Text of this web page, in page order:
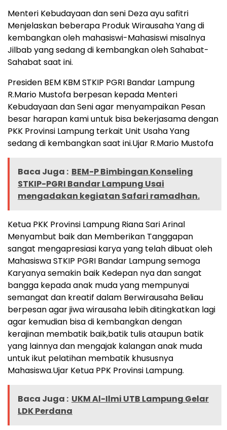
Menteri Kebudayaan dan seni Deza ayu safitri
Menjelaskan beberapa Produk Wirausaha Yang di
kembangkan oleh mahasiswi-Mahasiswi misalnya
Jilbab yang sedang di kembangkan oleh Sahabat-
Sahabat saat ini.
Presiden BEM KBM STKIP PGRI Bandar Lampung
R.Mario Mustofa berpesan kepada Menteri
Kebudayaan dan Seni agar menyampaikan Pesan
besar harapan kami untuk bisa bekerjasama dengan
PKK Provinsi Lampung terkait Unit Usaha Yang
sedang di kembangkan saat ini.Ujar R.Mario Mustofa
Baca Juga : BEM-P Bimbingan Konseling
STKIP-PGRI Bandar Lampung Usai
mengadakan kegiatan Safari ramadhan.
Ketua PKK Provinsi Lampung Riana Sari Arinal
Menyambut baik dan Memberikan Tanggapan
sangat mengapresiasi karya yang telah dibuat oleh
Mahasiswa STKIP PGRI Bandar Lampung semoga
Karyanya semakin baik Kedepan nya dan sangat
bangga kepada anak muda yang mempunyai
semangat dan kreatif dalam Berwirausaha Beliau
berpesan agar jiwa wirausaha lebih ditingkatkan lagi
agar kemudian bisa di kembangkan dengan
kerajinan membatik baik,batik tulis ataupun batik
yang lainnya dan mengajak kalangan anak muda
untuk ikut pelatihan membatik khususnya
Mahasiswa.Ujar Ketua PPK Provinsi Lampung.
Baca Juga : UKM Al-Ilmi UTB Lampung Gelar
LDK Perdana